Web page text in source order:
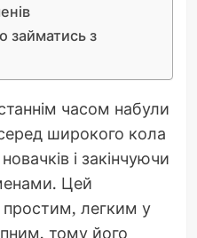
займатись з
часом набули
широкого кола
і закінчуючи
Цей
простим, легким у
тому його